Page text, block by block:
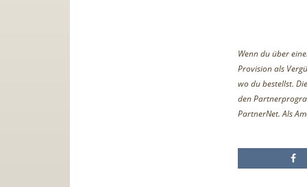
Wenn du über
Provision als
wo du bestellst.
den
PartnerNet. Als